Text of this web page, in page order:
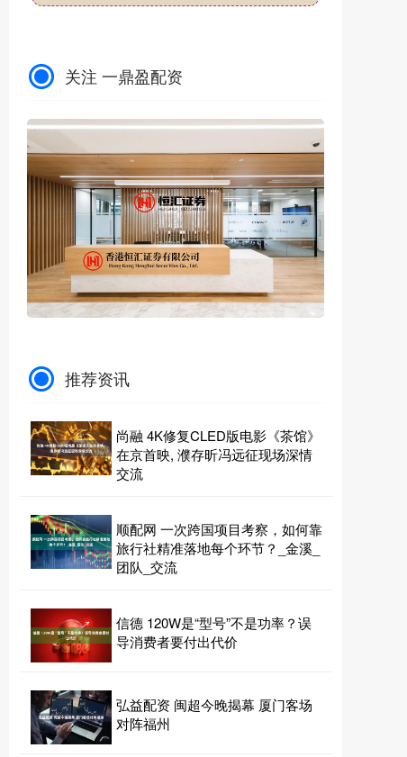
关注 一鼎盈配资
推荐资讯
尚融 4K修复CLED版电影《茶馆》
在京首映, 濮存昕冯远征现场深情
交流
顺配网 一次跨国项目考察，如何靠
旅行社精准落地每个环节？_金溪_
团队_交流
信德 120W是“型号”不是功率？误
导消费者要付出代价
弘益配资 闽超今晚揭幕 厦门客场
对阵福州